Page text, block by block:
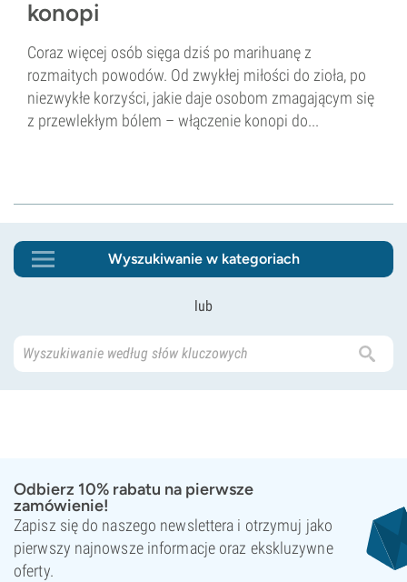
konopi
Coraz więcej osób sięga dziś po marihuanę z
rozmaitych powodów. Od zwykłej miłości do zioła, po
niezwykłe korzyści, jakie daje osobom zmagającym się
z przewlekłym bólem – włączenie konopi do...
Wyszukiwanie w kategoriach
lub
Odbierz 10% rabatu na pierwsze
zamówienie!
Zapisz się do naszego newslettera i otrzymuj jako
pierwszy najnowsze informacje oraz ekskluzywne
oferty.